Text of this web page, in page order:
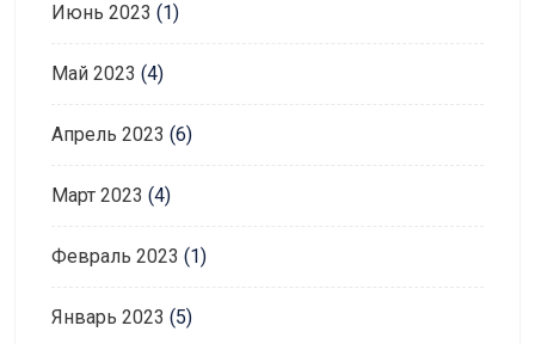
Июнь 2023 (1)
Май 2023 (4)
Апрель 2023 (6)
Март 2023 (4)
Февраль 2023 (1)
Январь 2023 (5)